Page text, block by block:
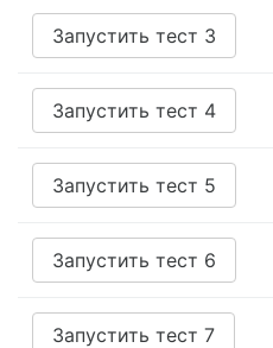
Запустить тест 3
Запустить тест 4
Запустить тест 5
Запустить тест 6
Запустить тест 7